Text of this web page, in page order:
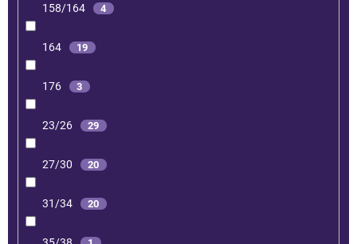
158/164 4
164 19
176 3
23/26 29
27/30 20
31/34 20